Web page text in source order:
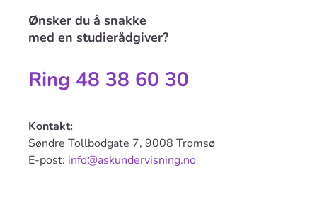
Ønsker du å snakke
med en studierådgiver?
Ring 48 38 60 30
Kontakt:
Søndre Tollbodgate 7, 9008 Tromsø
E-post: info@askundervisning.no